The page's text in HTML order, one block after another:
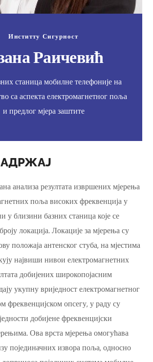
Инститту Сигурност
Раичевић
станица мобилне телефоније на
са аспекта електромагнетног поља
и предлог мјера заштите
анализа резултата извршених мјерења
поља високих фреквенција у
у близини базних станица које се
локација. Локације за мјерења су
положаја антенског стуба, на мјестима
највиши нивои електромагнетних
добијених широкопојасним
укупну вриједност електромагнетног
фреквенцијском опсегу, у раду су
добијене фреквенцијски
Ова врста мјерења омогућава
појединачних извора поља, односно